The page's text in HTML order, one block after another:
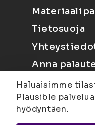
Tietosuoja
Anna
Haluaisimme
Plausible
hyödyntäen.